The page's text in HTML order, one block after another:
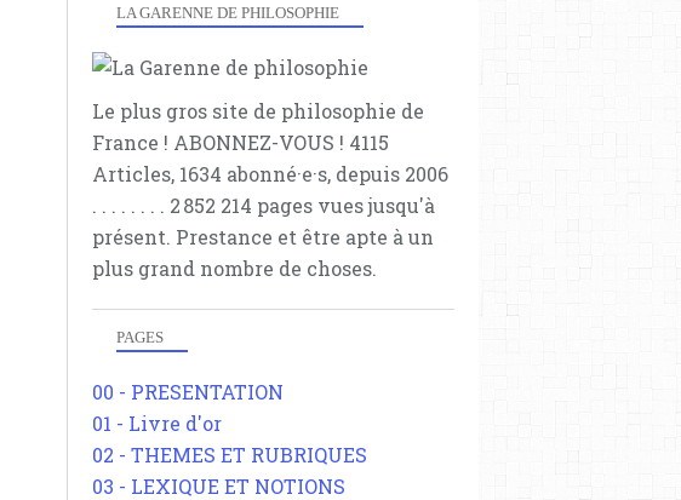
LA GARENNE DE PHILOSOPHIE
Le plus gros site de philosophie de
France ! ABONNEZ-VOUS ! 4115
Articles, 1634 abonné·e·s, depuis 2006
. . . . . . . . 2 852 214 pages vues jusqu'à
présent. Prestance et être apte à un
plus grand nombre de choses.
PAGES
00 - PRESENTATION
01 - Livre d'or
02 - THEMES ET RUBRIQUES
03 - LEXIQUE ET NOTIONS